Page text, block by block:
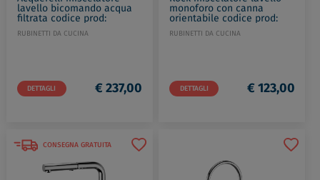
lavello bicomando acqua
filtrata codice prod:
AQ93823/3VCR
RUBINETTI DA CUCINA
DETTAGLI € 237,00
monoforo con canna
orientabile codice prod:
RO285CR
RUBINETTI DA CUCINA
DETTAGLI € 123,00
CONSEGNA GRATUITA